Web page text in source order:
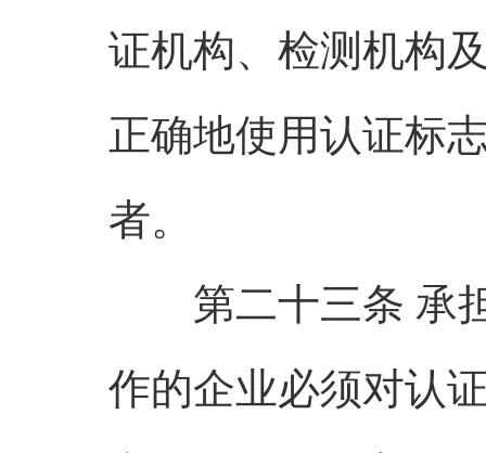
证机构、检测机构
正确地使用认证标
者。
第二十三条 承担
作的企业必须对认